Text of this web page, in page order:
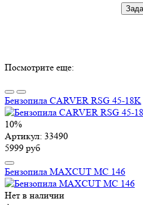
Посмотрите еще:
Бензопила CARVER RSG 45-18K
10%
Артикул: 33490
5999 руб
Бензопила MAXCUT MC 146
Нет в наличии